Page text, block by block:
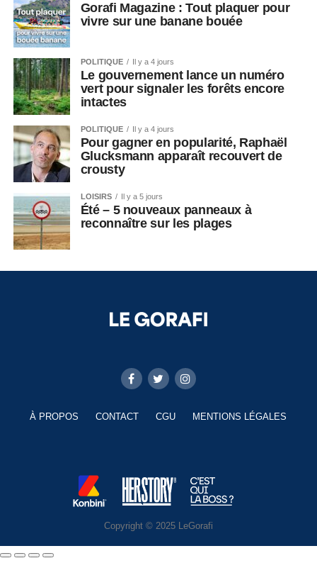
Gorafi Magazine : Tout plaquer pour
vivre sur une banane bouée
POLITIQUE Il y a 4 jours
Le gouvernement lance un numéro
vert pour signaler les forêts encore
intactes
POLITIQUE Il y a 4 jours
Pour gagner en popularité, Raphaël
Glucksmann apparaît recouvert de
crousty
LOISIRS Il y a 5 jours
Été – 5 nouveaux panneaux à
reconnaître sur les plages
À PROPOS CONTACT CGU MENTIONS LÉGALES
Copyright © 2025 LeGorafi